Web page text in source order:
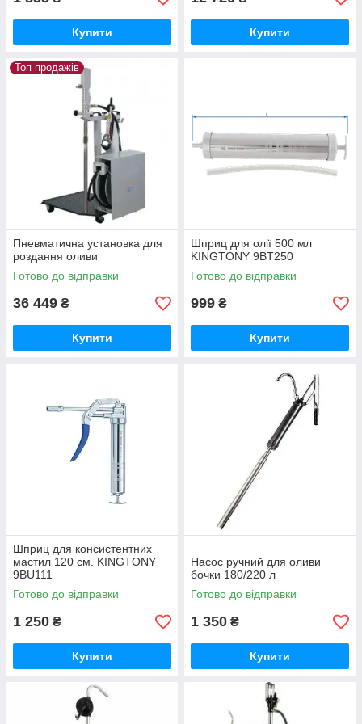
Купити Купити
Топ продажів
Пневматична установка для
роздання оливи
Готово до відправки
36 449 ₴
Купити
Шприц для олії 500 мл
KINGTONY 9BT250
Готово до відправки
999 ₴
Купити
Шприц для консистентних
мастил 120 см. KINGTONY
9BU111
Готово до відправки
1 250 ₴
Купити
Насос ручний для оливи
бочки 180/220 л
Готово до відправки
1 350 ₴
Купити